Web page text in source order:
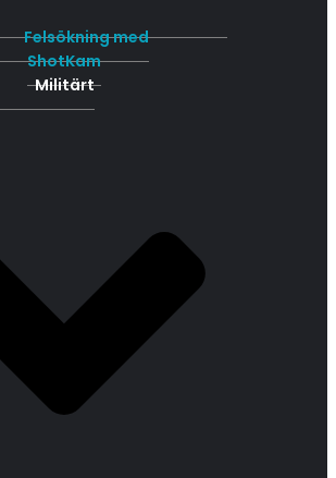
Felsökning med
ShotKam
Militärt